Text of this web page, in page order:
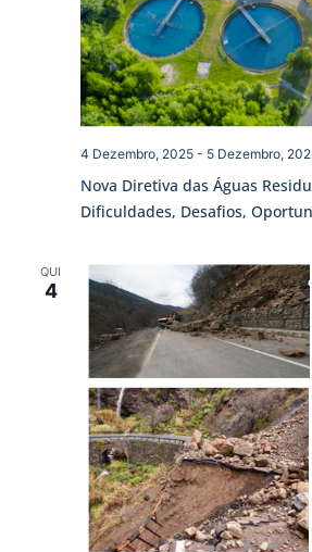
Nova Diretiva das Águas
Dificuldades, Desafios,
4 Dezembro, 2025- 5 Dezembro,
QUI
4